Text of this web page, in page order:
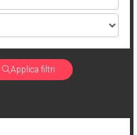
Applica filtri